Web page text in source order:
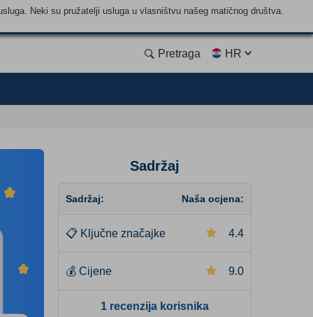
Neki su pružatelji usluga u vlasništvu našeg matičnog društva.
Pretraga HR
Sadržaj
Sadržaj: Naša ocjena:
📋 Ključne značajke 4.4
💰 Cijene 9.0
1 recenzija korisnika